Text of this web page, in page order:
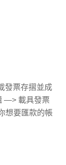
發票存摺並成
—> 載具發票
想要匯款的帳